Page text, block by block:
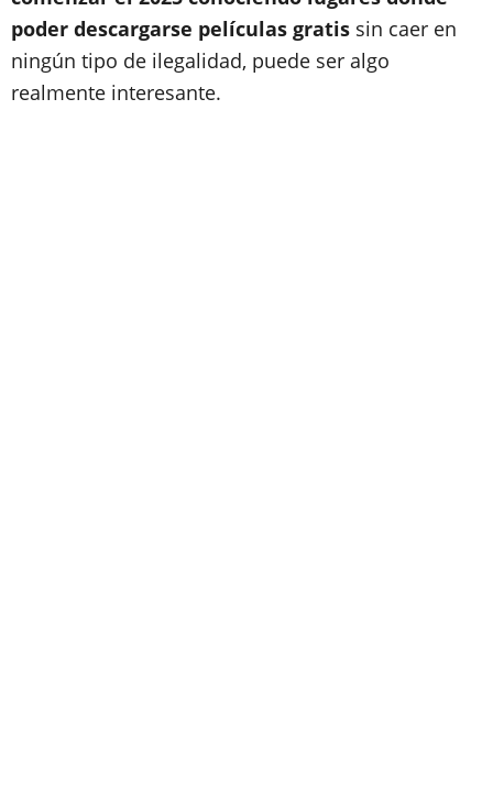
poder descargarse películas gratis sin caer en
ningún tipo de ilegalidad, puede ser algo
realmente interesante.